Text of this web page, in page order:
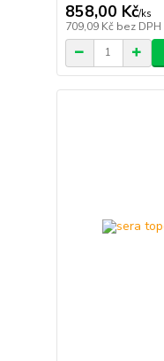
858,00 Kč/ks
709,09 Kč bez DPH